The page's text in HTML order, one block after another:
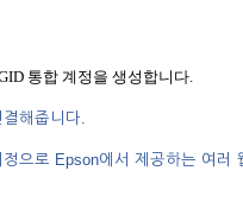
통합 계정을 생성합니다.
해줍니다.
으로 Epson에서 제공하는 여러